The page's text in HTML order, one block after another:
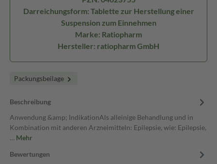
Darreichungsform: Tablette zur Herstellung einer
Suspension zum Einnehmen
Marke: Ratiopharm
Hersteller: ratiopharm GmbH
Packungsbeilage
Beschreibung
Anwendung &amp; IndikationAls alleinige Behandlung und in
Kombination mit anderen Arzneimitteln: Epilepsie, wie: Epilepsie,
… Mehr
Bewertungen